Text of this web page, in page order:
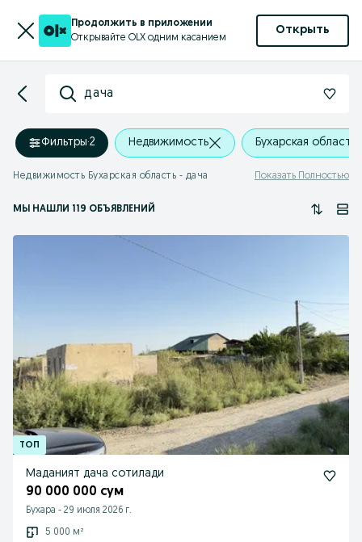
Продолжить в приложении
Открывайте OLX одним касанием
Открыть
дача
Фильтры·2 Недвижимость Бухарская область
Недвижимость Бухарская область - дача Показать Полностью
МЫ НАШЛИ 119 ОБЪЯВЛЕНИЙ
Маданият дача сотилади
90 000 000 сум
Бухара - 29 июля 2026 г.
5 000 м²